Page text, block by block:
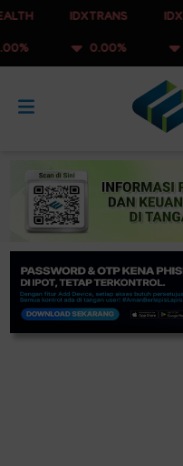
IDXTRANS
0.00%
IDXENERGY
0.00%